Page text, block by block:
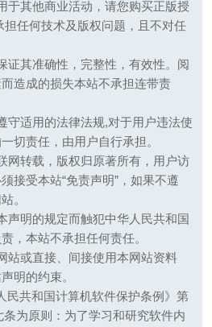
于其他商业活动，请您购买正版授
任何技术及版权问题，且不对任
证其准确性，完整性，有效性。阅
造成的损失本站不承担连带责
守适用的法律法规,对于用户违法使
切责任，由用户自行承担。
网转载，版权归原著所有，用户访
接受本站“免责声明”，如果不遵
。
声明的规定而触犯中华人民共和国
，本站不承担任何责任。
站或直接、间接使用本网站资料
明的约束。
民共和国计算机软件保护条例》第
条为原则：为了学习和研究软件内